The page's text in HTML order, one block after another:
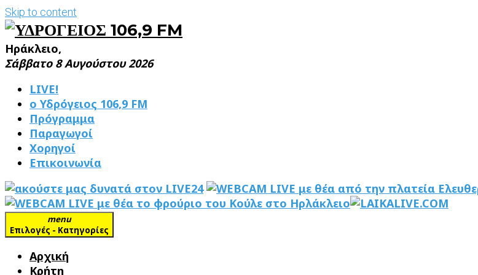
Skip to content
Ηράκλειο,
Σάββατο 8 Αυγούστου 2026
LIVE!
ο Υδρόγειος 106,9 FM
Πρόγραμμα
Παραγωγοί
Χορηγοί
Επικοινωνία
menu
Επιλογές - Κατηγορίες
Αρχική
Κρήτη